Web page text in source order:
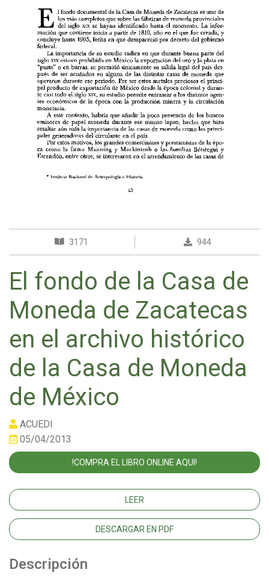
3171 944
El fondo de la Casa de
Moneda de Zacatecas
en el archivo histórico
de la Casa de Moneda
de México
ACUEDI
05/04/2013
!COMPRA EL LIBRO ONLINE AQUI!
LEER
DESCARGAR EN PDF
Descripción